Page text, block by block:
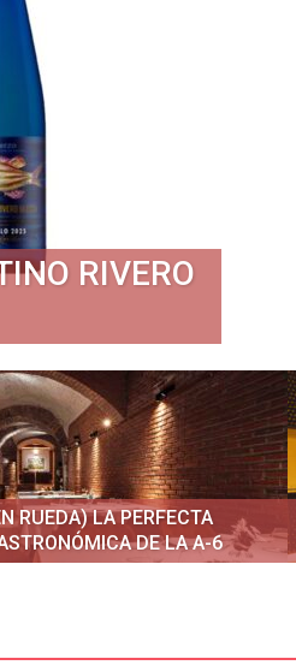
RIVERO
RUEDA) LA PERFECTA
DE LA A-6